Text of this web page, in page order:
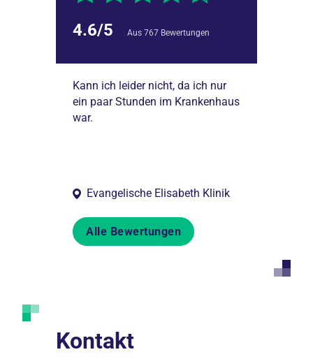
4.6/5 Aus 767 Bewertungen
Kann ich leider nicht, da ich nur
ein paar Stunden im Krankenhaus
war.
Evangelische Elisabeth Klinik
Alle Bewertungen
Kontakt